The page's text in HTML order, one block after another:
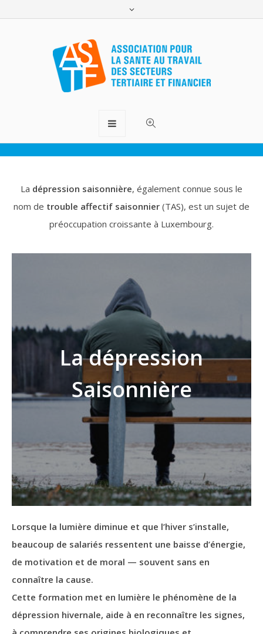
Dépression Saisonnière
La dépression saisonnière, également connue sous le
nom de trouble affectif saisonnier (TAS), est un sujet de
préoccupation croissante à Luxembourg.
La dépression
Saisonnière
Lorsque la lumière diminue et que l’hiver s’installe,
beaucoup de salariés ressentent une baisse d’énergie,
de motivation et de moral — souvent sans en
connaître la cause.
Cette formation met en lumière le phénomène de la
dépression hivernale, aide à en reconnaître les signes,